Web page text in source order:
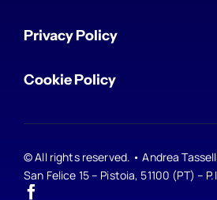
Privacy Policy
Cookie Policy
© All rights reserved. • Andrea
San Felice 15 – Pistoia, 51100 (PT) –